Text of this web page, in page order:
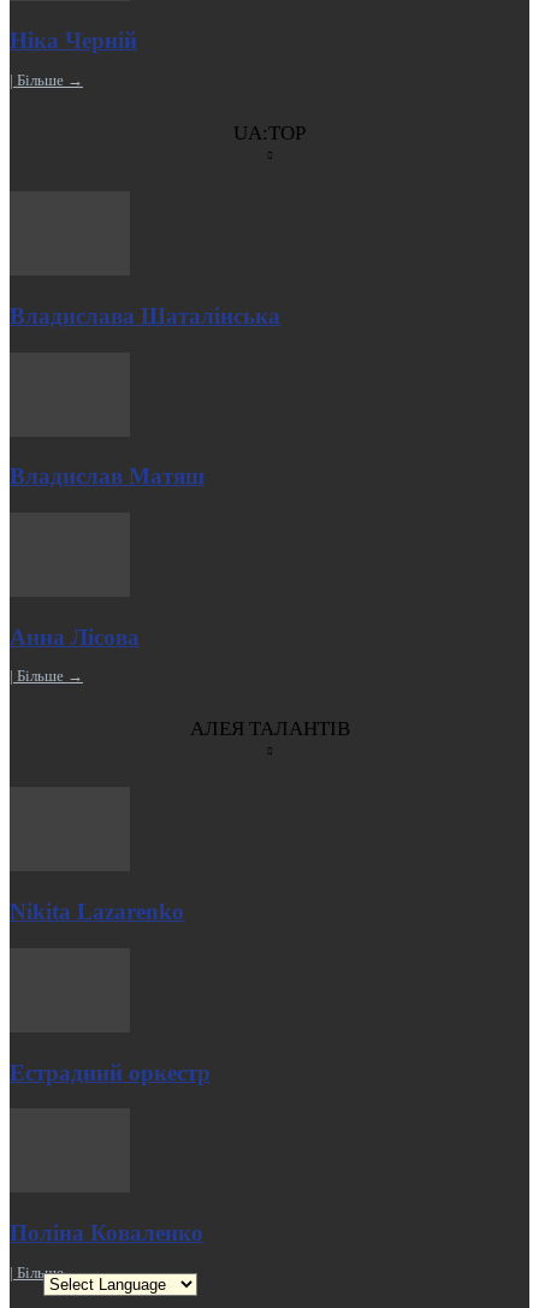
Ніка Черній
| Більше →
UA:TOP
Владислава Шаталінська
Владислав Матяш
Анна Лісова
| Більше →
АЛЕЯ ТАЛАНТІВ
Nikita Lazarenko
Естрадний оркестр
Поліна Коваленко
| Більше →